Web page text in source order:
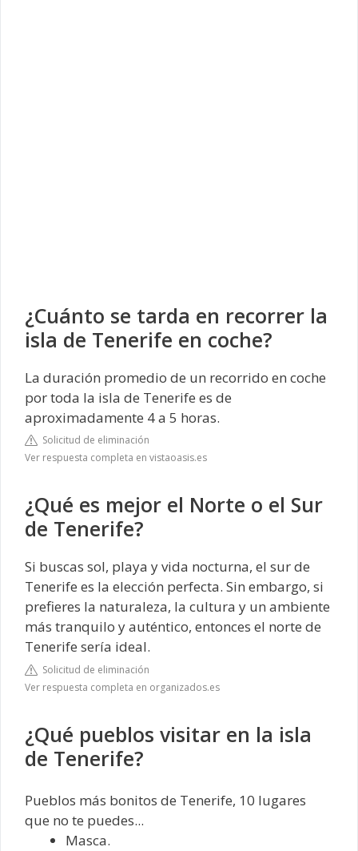
¿Cuánto se tarda en recorrer la
isla de Tenerife en coche?
La duración promedio de un recorrido en coche
por toda la isla de Tenerife es de
aproximadamente 4 a 5 horas.
Solicitud de eliminación
Ver respuesta completa en vistaoasis.es
¿Qué es mejor el Norte o el Sur
de Tenerife?
Si buscas sol, playa y vida nocturna, el sur de
Tenerife es la elección perfecta. Sin embargo, si
prefieres la naturaleza, la cultura y un ambiente
más tranquilo y auténtico, entonces el norte de
Tenerife sería ideal.
Solicitud de eliminación
Ver respuesta completa en organizados.es
¿Qué pueblos visitar en la isla
de Tenerife?
Pueblos más bonitos de Tenerife, 10 lugares
que no te puedes...
Masca.